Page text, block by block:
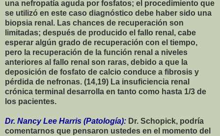
una nefropatía aguda por fosfatos; el procedimiento que
se utilizó en este caso diagnóstico debe haber sido una
biopsia renal. Las chances de recuperación son
limitadas; después de producido el fallo renal, cabe
esperar algún grado de recuperación con el tiempo,
pero la recuperación de la función renal a niveles
anteriores al fallo renal son raras, debido a que la
deposición de fosfato de calcio conduce a fibrosis y
pérdida de nefronas. (14,19) La insuficiencia renal
crónica terminal desarrolla en tanto como hasta 1/3 de
los pacientes.
Dr. Nancy Lee Harris (Patología): Dr. Schopick, podría
comentarnos que pensaron ustedes en el momento del